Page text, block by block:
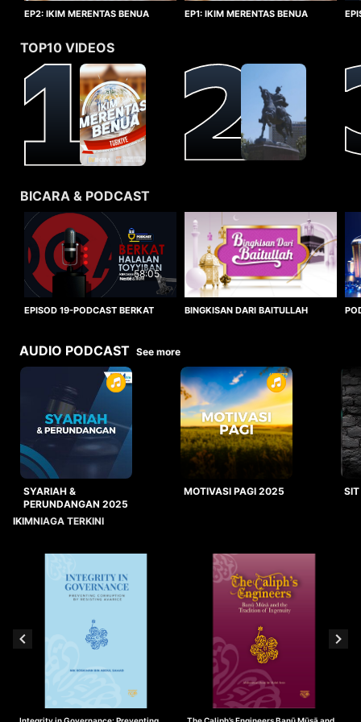
EP2: IKIM MERENTAS BENUA
EP1: IKIM MERENTAS BENUA
TOP10 VIDEOS
BICARA & PODCAST
58:05
EPISOD 19-PODCAST BERKAT
BINGKISAN DARI BAITULLAH
AUDIO PODCAST See more
SYARIAH &
PERUNDANGAN 2025
MOTIVASI PAGI 2025
IKIMNIAGA TERKINI